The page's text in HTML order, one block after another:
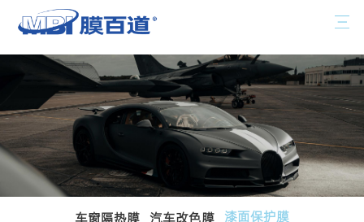
车窗隔热膜 汽车改色膜 漆面保护膜